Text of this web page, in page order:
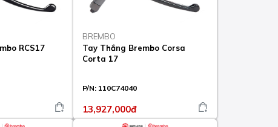
RCS17
BREMBO
Tay Thắng Brembo Corsa
Corta 17
P/N: 110C74040
13,927,000đ